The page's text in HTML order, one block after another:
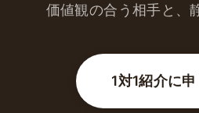
価値観の合う相手と、
1対1紹介に